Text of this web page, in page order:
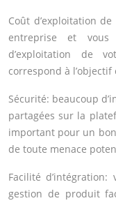
Coût d’exploitation
entreprise et
d’exploitation de
correspond à
Sécurité: beaucoup
partagées sur la
important pour un
de toute menace
Facilité
gestion de produit